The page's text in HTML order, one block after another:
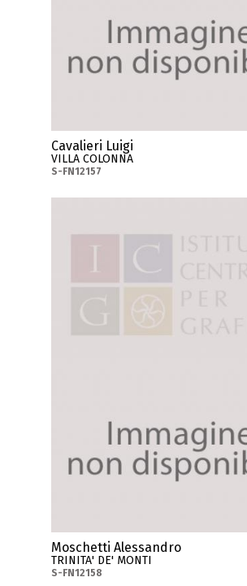
Cavalieri Luigi
VILLA COLONNA
S-FN12157
Moschetti Alessandro
TRINITA' DE' MONTI
S-FN12158